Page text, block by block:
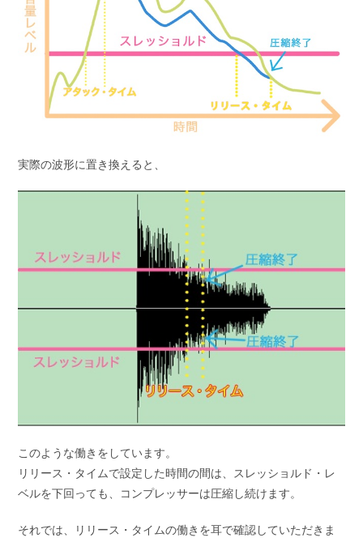
実際の波形に置き換えると、
このような働きをしています。
リリース・タイムで設定した時間の間は、スレッショルド・レ
ベルを下回っても、コンプレッサーは圧縮し続けます。
それでは、リリース・タイムの働きを耳で確認していただきま